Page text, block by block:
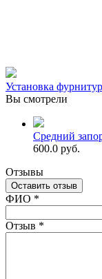
Установка
Вы смотрели
Средний
600.0 руб.
Отзывы
Оставить отзыв
Ваш отзыв был
ФИО *
Отзыв *